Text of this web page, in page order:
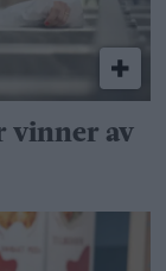
vinner av